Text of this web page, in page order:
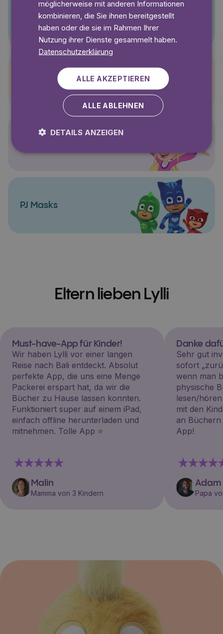
Pettersson und Findus
PJ Masks
Eltern lieben Lylli
Must-have-App für Kinder!
Wir haben Lylli vor einer langen
Reise nach Bali entdeckt. Absolut
perfekte App, die uns eine Menge
Packerei erspart hat, da wir die
Bücher zu Hause lassen konnten.
Funktioniert super auf einem iPad,
einfach offline herunterladen und
mitnehmen. Tolle App ⭐️
Malin
Mamma von 3 Kindern
Danke
Sehr gut
sofort
wenn man
physische
lesen/
mit den
an Büchern
App!
Adam
Papa
möglicherweise mit anderen Informationen
kombinieren, die Sie ihnen bereitgestellt
haben oder die sie im Rahmen Ihrer
Nutzung ihrer Dienste gesammelt haben.
Datenschutzerklärung
ALLE AKZEPTIEREN
ALLE ABLEHNEN
DETAILS ANZEIGEN